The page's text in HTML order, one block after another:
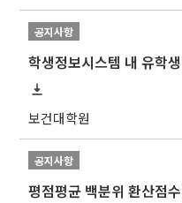
공지사항
보건대학원
공지사항
평점평균 백분위 환산점